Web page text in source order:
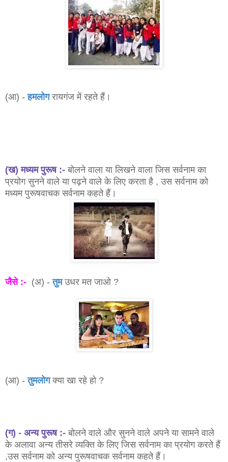
(आ) -हमलोगरायगंज में रहते हैं।
(ख) मध्यम पुरूष :- बोलने वाला या लिखने वाला जिस सर्वनाम का
प्रयोग सुनने वाले या पढ़ने वाले के लिए करता है , उस सर्वनाम को
मध्यम पुरूषवाचक सर्वनाम कहते हैं।
जैसे :- (अ) -तुमउधर मत जाओ ?
(आ) -तुमलोगक्या खा रहे हो ?
(ग) - अन्य पुरूष :- बोलने वाले और सुनने वाले अपने या सामने वाले
के अलावा अन्य तीसरे व्यक्ति के लिए जिससर्वनामका प्रयोग करते हैं
,उस सर्वनाम को अन्य पुरूषवाचक सर्वनाम कहते हैं।